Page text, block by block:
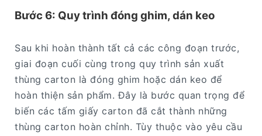
Bước 6: Quy trình đóng ghim, dán keo
Sau khi hoàn thành tất cả các công đoạn trước,
giai đoạn cuối cùng trong quy trình sản xuất
thùng carton là đóng ghim hoặc dán keo để
hoàn thiện sản phẩm. Đây là bước quan trọng để
biến các tấm giấy carton đã cắt thành những
thùng carton hoàn chỉnh. Tùy thuộc vào yêu cầu